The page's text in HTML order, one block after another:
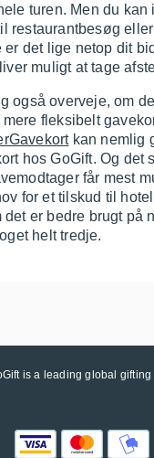
turen. Men du
restaurantbesøg
er det lige netop dit
muligt at tage
også overveje, om
fleksibelt
kan nemlig
hos GoGift. Og det
får mest
for et tilskud til
er bedre brugt på
helt tredje.
is a leading global gifting